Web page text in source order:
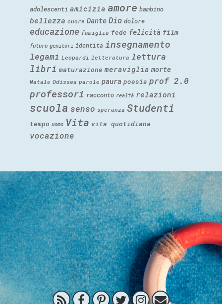
adolescenti amicizia amore bambino
bellezza cuore Dante Dio dolore
educazione famiglia fede felicità film
futuro genitori identità insegnamento
legami Leopardi letteratura lettura
libri maturazione meraviglia morte
Natale Odissea parole paura poesia prof 2.0
professori racconto realtà relazioni
scuola senso speranza Studenti
tempo uomo Vita vita quotidiana
vocazione